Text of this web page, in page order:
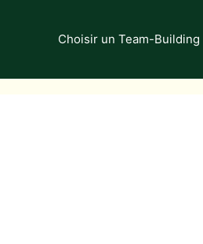
Choisir un Team-Building